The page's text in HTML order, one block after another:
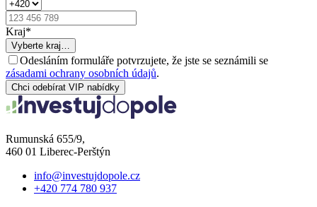
Kraj*
Vyberte kraj…
Odesláním formuláře potvrzujete, že jste se seznámili se
zásadami ochrany osobních údajů.
Chci odebírat VIP nabídky
Rumunská 655/9,
460 01 Liberec-Perštýn
info@investujdopole.cz
+420 774 780 937